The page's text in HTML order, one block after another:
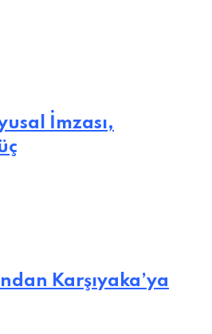
İmzası,
Karşıyaka’ya